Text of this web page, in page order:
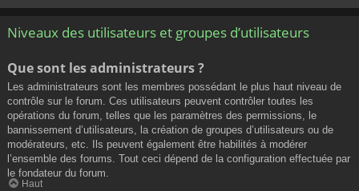
Niveaux des utilisateurs et groupes d’utilisateurs
Que sont les administrateurs ?
Les administrateurs sont les membres possédant le plus haut niveau de
contrôle sur le forum. Ces utilisateurs peuvent contrôler toutes les
opérations du forum, telles que les paramètres des permissions, le
bannissement d’utilisateurs, la création de groupes d’utilisateurs ou de
modérateurs, etc. Ils peuvent également être habilités à modérer
l’ensemble des forums. Tout ceci dépend de la configuration effectuée par
le fondateur du forum.
Haut